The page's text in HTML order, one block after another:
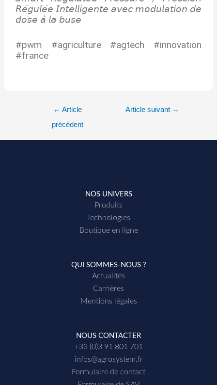
𝘙𝘦́𝘨𝘶𝘭𝘦́𝘦 𝘐𝘯𝘵𝘦𝘭𝘭𝘪𝘨𝘦𝘯𝘵𝘦 𝘢𝘷𝘦𝘤 𝘮𝘰𝘥𝘶𝘭𝘢𝘵𝘪𝘰𝘯 𝘥𝘦
𝘥𝘰𝘴𝘦 𝘢̀ 𝘭𝘢 𝘣𝘶𝘴𝘦
#pwm #agriculture #agtech #innovation
#france
← Article
précédent
Article suivant →
NOS UNIVERS
Produits
Technologies
Boutique en ligne
QUI SOMMES-NOUS ?
Actualités
Carrières
Mentions légales
NOUS CONTACTER
+33 (0)3 91 801 701
infos@agrosystem.fr
Formulaire de contact